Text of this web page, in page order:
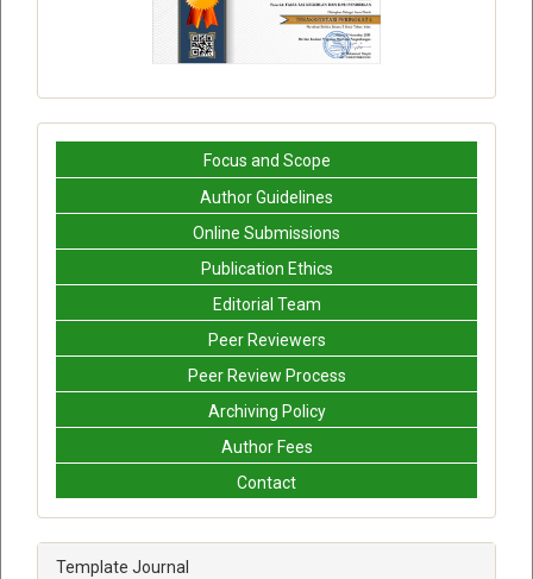
Focus and Scope
Author Guidelines
Online Submissions
Publication Ethics
Editorial Team
Peer Reviewers
Peer Review Process
Archiving Policy
Author Fees
Contact
Template Journal